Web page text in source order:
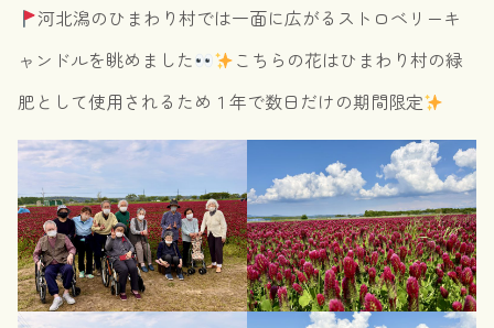
河北潟のひまわり村では一面に広がるストロベリーキ
ャンドルを眺めました
こちらの花はひまわり村の緑
肥として使用されるため１年で数日だけの期間限定